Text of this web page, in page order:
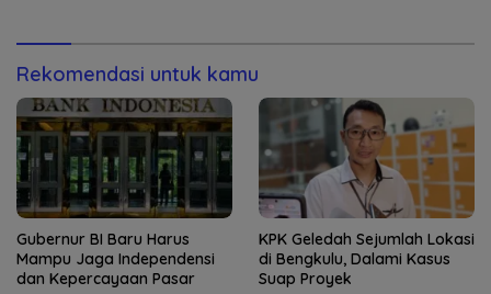
Rekomendasi untuk kamu
Gubernur BI Baru Harus
Mampu Jaga Independensi
dan Kepercayaan Pasar
KPK Geledah Sejumlah Lokasi
di Bengkulu, Dalami Kasus
Suap Proyek